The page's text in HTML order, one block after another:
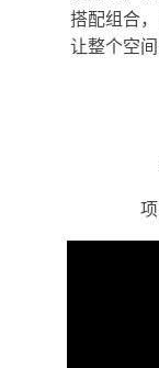
搭配组合
让整个空